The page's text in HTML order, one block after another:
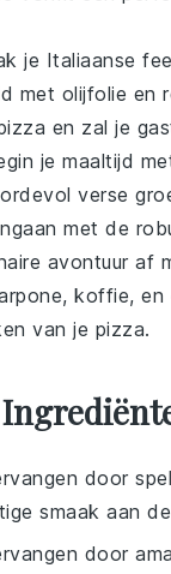
je Italiaanse
met olijfolie en
en zal je
je maaltijd
verse
met de
avontuur af
, koffie, en
van je pizza.
door
smaak aan
door